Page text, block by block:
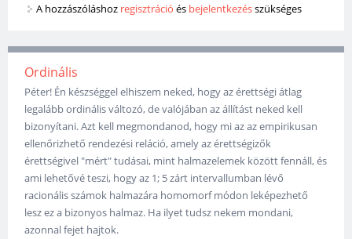
A hozzászóláshoz regisztráció és bejelentkezésszükséges
Ordinális
Péter! Én készséggel elhiszem neked, hogy az érettségi átlag
legalább ordinális változó, de valójában az állítást neked kell
bizonyítani. Azt kell megmondanod, hogy mi az az empirikusan
ellenőrizhető rendezési reláció, amely az érettségizők
érettségivel "mért" tudásai, mint halmazelemek között fennáll, és
ami lehetővé teszi, hogy az 1; 5 zárt intervallumban lévő
racionális számok halmazára homomorf módon leképezhető
lesz ez a bizonyos halmaz. Ha ilyet tudsz nekem mondani,
azonnal fejet hajtok.